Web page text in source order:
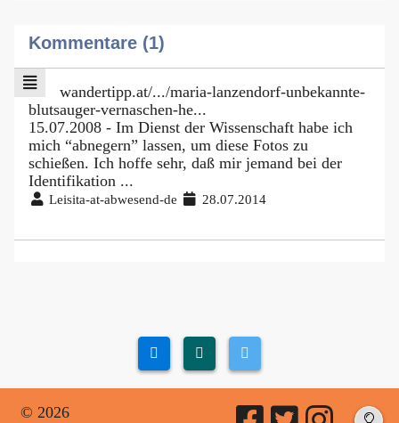
Kommentare (1)
wandertipp.at/.../maria-lanzendorf-unbekannte-
blutsauger-vernaschen-he...
15.07.2008 - Im Dienst der Wissenschaft habe ich
mich “abnegern” lassen, um diese Fotos zu
schießen. Ich hoffe sehr, daß mir jemand bei der
Identifikation ...
Leisita-at-abwesend-de 28.07.2014
© 2026